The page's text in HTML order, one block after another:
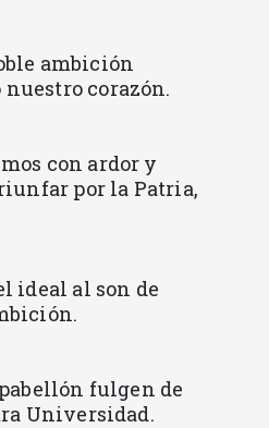
ambición
nuestro corazón.
con ardor y
por la Patria,
ideal al son de
fulgen de
Universidad.